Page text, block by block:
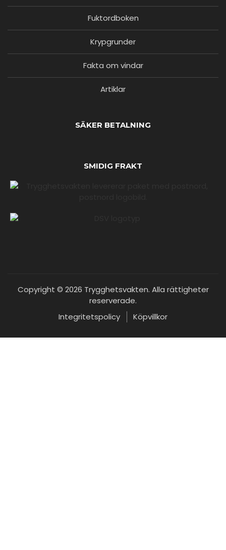
Fuktordboken
Krypgrunder
Fakta om vindar
Artiklar
SÄKER BETALNING
SMIDIG FRAKT
Copyright © 2026 Trygghetsvakten. Alla rättigheter
reserverade.
Integritetspolicy
Köpvillkor